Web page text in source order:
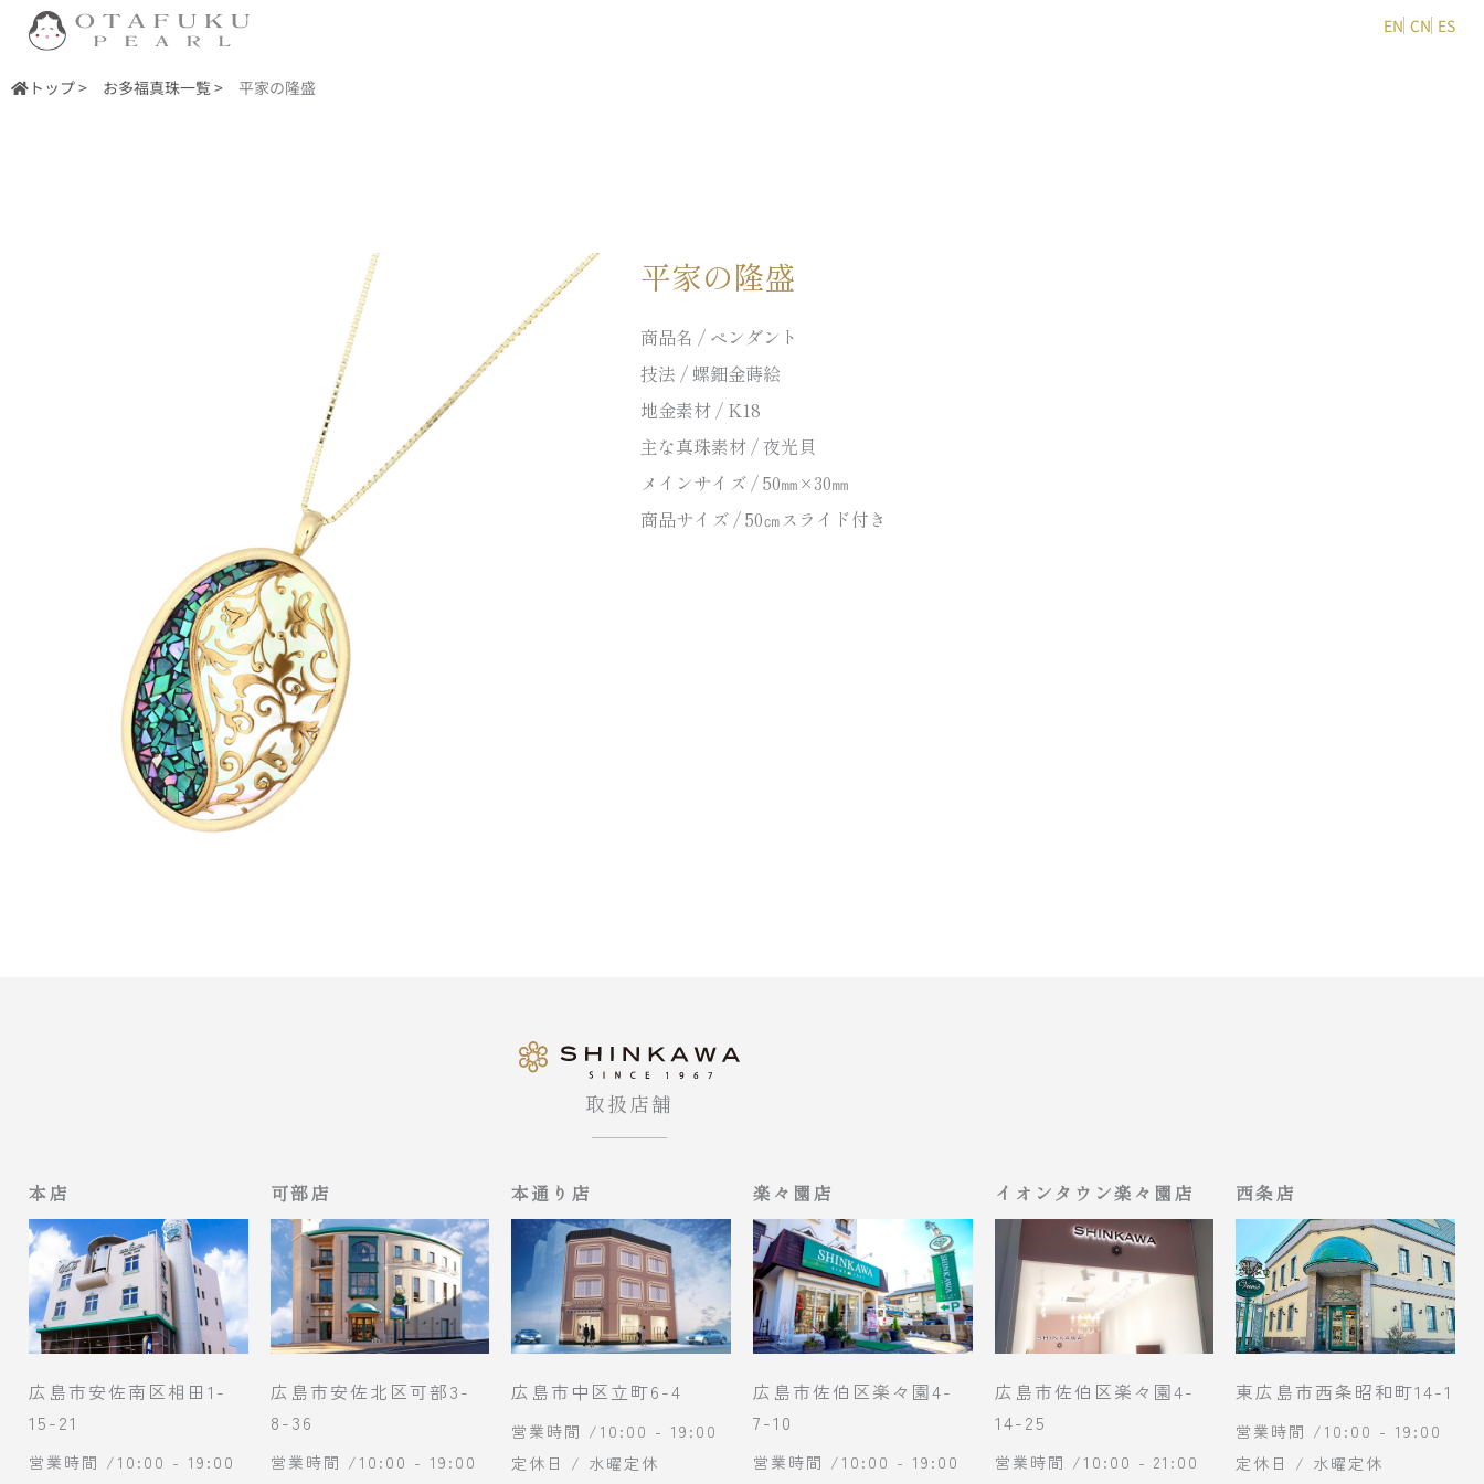
を
EN CN ES
トップ > お多福真珠一覧 > 平家の隆盛
平家の隆盛
商品名 / ペンダント
技法 / 螺鈿金蒔絵
地金素材 / K18
主な真珠素材 / 夜光貝
メインサイズ / 50㎜×30㎜
商品サイズ / 50㎝スライド付き
取扱店舗
本店
広島市安佐南区相田1-
15-21
営業時間 /10:00 - 19:00
可部店
広島市安佐北区可部3-
8-36
営業時間 /10:00 - 19:00
本通り店
広島市中区立町6-4
営業時間 /10:00 - 19:00
定休日 / 水曜定休
楽々園店
広島市佐伯区楽々園4-
7-10
営業時間 /10:00 - 19:00
イオンタウン楽々園店
広島市佐伯区楽々園4-
14-25
営業時間 /10:00 - 21:00
西条店
東広島市西条昭和町14-1
営業時間 /10:00 - 19:00
定休日 / 水曜定休